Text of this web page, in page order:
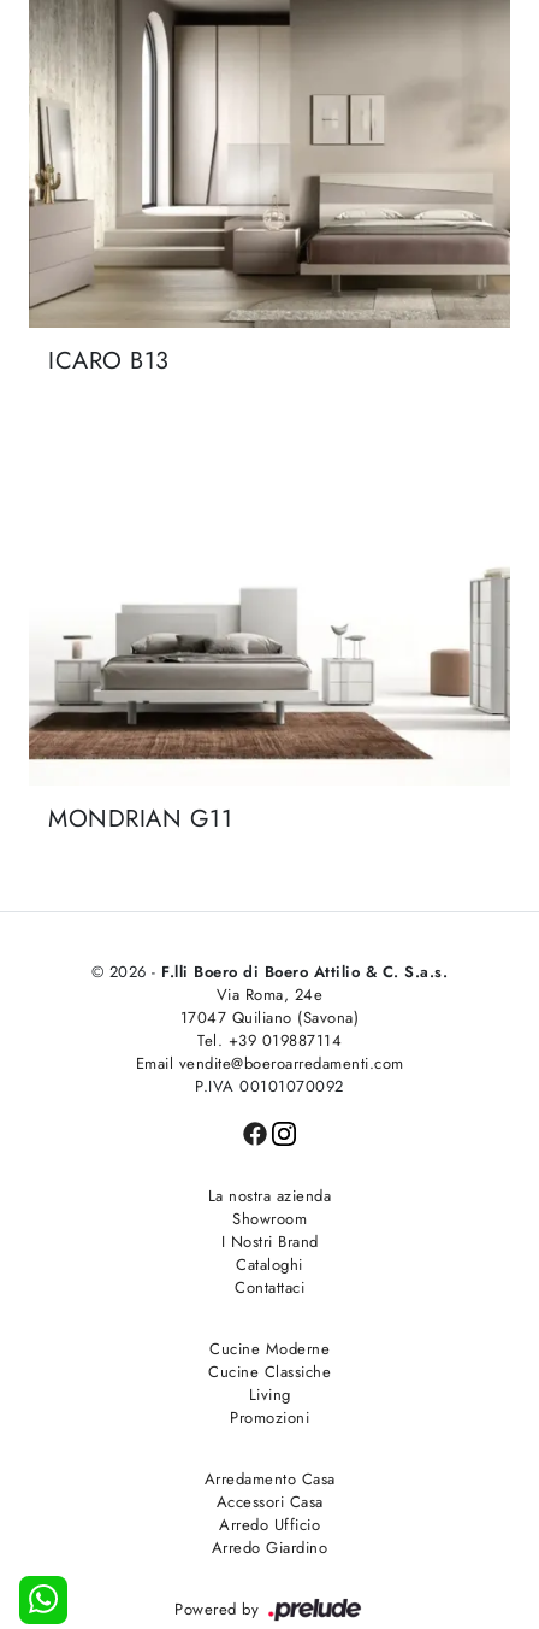
ICARO B13
MONDRIAN G11
© 2026 - F.lli Boero di Boero Attilio & C. S.a.s.
Via Roma, 24e
17047 Quiliano (Savona)
Tel. +39 019887114
Email vendite@boeroarredamenti.com
P.IVA 00101070092
La nostra azienda
Showroom
I Nostri Brand
Cataloghi
Contattaci
Cucine Moderne
Cucine Classiche
Living
Promozioni
Arredamento Casa
Accessori Casa
Arredo Ufficio
Arredo Giardino
Powered by